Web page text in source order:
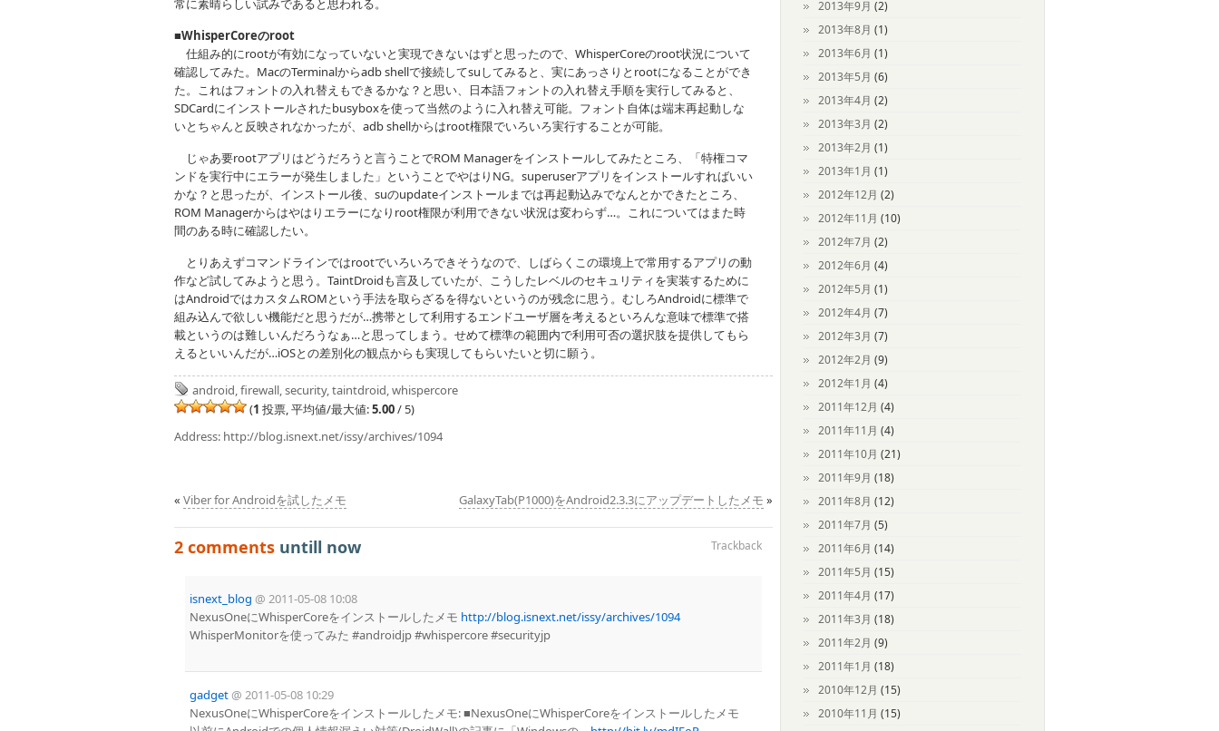
常に素晴らしい試みであると思われる。
■WhisperCoreのroot
仕組み的にrootが有効になっていないと実現できないはずと思ったので、WhisperCoreのroot状況について
確認してみた。MacのTerminalからadb shellで接続してsuしてみると、実にあっさりとrootになることができ
た。これはフォントの入れ替えもできるかな？と思い、日本語フォントの入れ替え手順を実行してみると、
SDCardにインストールされたbusyboxを使って当然のように入れ替え可能。フォント自体は端末再起動しな
いとちゃんと反映されなかったが、adb shellからはroot権限でいろいろ実行することが可能。
じゃあ要rootアプリはどうだろうと言うことでROM Managerをインストールしてみたところ、「特権コマ
ンドを実行中にエラーが発生しました」ということでやはりNG。superuserアプリをインストールすればいい
かな？と思ったが、インストール後、suのupdateインストールまでは再起動込みでなんとかできたところ、
ROM Managerからはやはりエラーになりroot権限が利用できない状況は変わらず…。これについてはまた時
間のある時に確認したい。
とりあえずコマンドラインではrootでいろいろできそうなので、しばらくこの環境上で常用するアプリの動
作など試してみようと思う。TaintDroidも言及していたが、こうしたレベルのセキュリティを実装するために
はAndroidではカスタムROMという手法を取らざるを得ないというのが残念に思う。むしろAndroidに標準で
組み込んで欲しい機能だと思うだが…携帯として利用するエンドユーザ層を考えるといろんな意味で標準で搭
載というのは難しいんだろうなぁ…と思ってしまう。せめて標準の範囲内で利用可否の選択肢を提供してもら
えるといいんだが…iOSとの差別化の観点からも実現してもらいたいと切に願う。
android,firewall,security,taintdroid,whispercore
(1 投票, 平均値/最大値:5.00/ 5)
Address: http://blog.isnext.net/issy/archives/1094
« Viber for Androidを試したメモ GalaxyTab(P1000)をAndroid2.3.3にアップデートしたメモ »
Trackback
2 comments untill now
isnext_blog @ 2011-05-08 10:08
NexusOneにWhisperCoreをインストールしたメモ http://blog.isnext.net/issy/archives/1094
WhisperMonitorを使ってみた #androidjp #whispercore #securityjp
gadget @ 2011-05-08 10:29
NexusOneにWhisperCoreをインストールしたメモ: ■NexusOneにWhisperCoreをインストールしたメモ
2013年9月 (2)
2013年8月 (1)
2013年6月 (1)
2013年5月 (6)
2013年4月 (2)
2013年3月 (2)
2013年2月 (1)
2013年1月 (1)
2012年12月 (2)
2012年11月 (10)
2012年7月 (2)
2012年6月 (4)
2012年5月 (1)
2012年4月 (7)
2012年3月 (7)
2012年2月 (9)
2012年1月 (4)
2011年12月 (4)
2011年11月 (4)
2011年10月 (21)
2011年9月 (18)
2011年8月 (12)
2011年7月 (5)
2011年6月 (14)
2011年5月 (15)
2011年4月 (17)
2011年3月 (18)
2011年2月 (9)
2011年1月 (18)
2010年12月 (15)
2010年11月 (15)